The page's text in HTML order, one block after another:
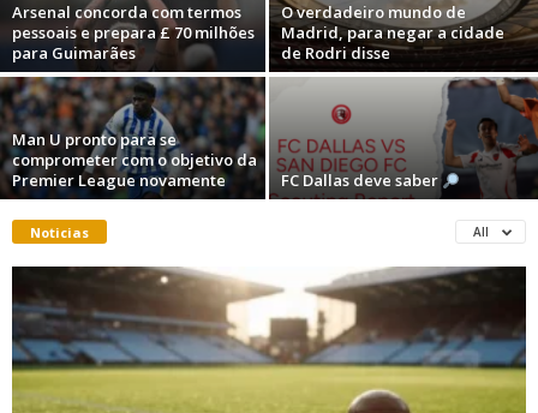
Arsenal concorda com termos
pessoais e prepara £ 70 milhões
para Guimarães
O verdadeiro mundo de
Madrid, para negar a cidade
de Rodri disse
Man U pronto para se
comprometer com o objetivo da
Premier League novamente
FC Dallas deve saber
Noticias All